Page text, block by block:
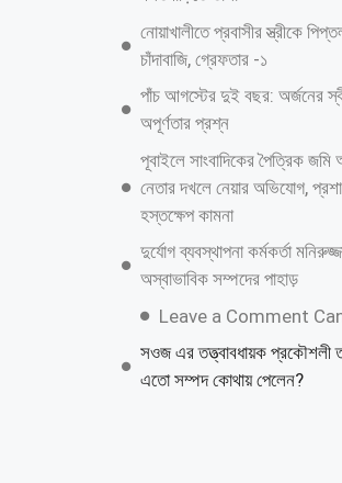
শাহজাদপুরে সংবাদ সংগ্রহকালে
পত্রিকার সাংবাদিকের মোবাইল
প্রাণনাশের হুমকি
জুলাই গণঅভ্যুত্থান দিবস উপলক্ষে